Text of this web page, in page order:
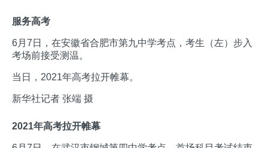
服务高考
6月7日，在安徽省合肥市第九中学考点，考生（左）步入
考场前接受测温。
当日，2021年高考拉开帷幕。
新华社记者 张端 摄
2021年高考拉开帷幕